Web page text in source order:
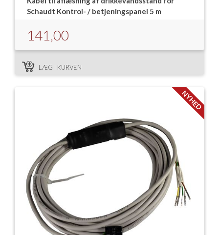
Schaudt Kontrol- / betjeningspanel 5 m
141,00
LÆG I KURVEN
NYHED